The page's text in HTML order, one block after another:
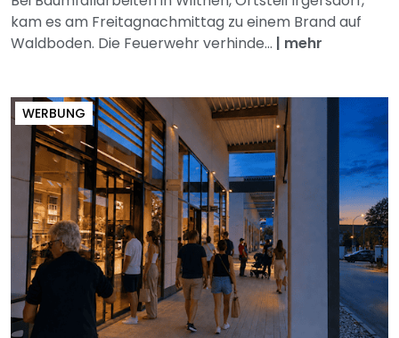
kam es am Freitagnachmittag zu einem Brand auf
Waldboden. Die Feuerwehr verhinde... | mehr
WERBUNG